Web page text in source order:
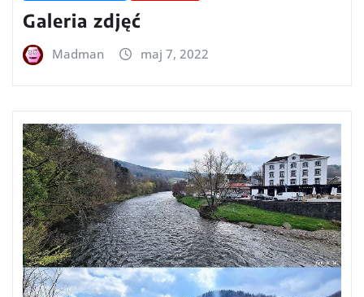
Galeria zdjęć
Madman maj 7, 2022